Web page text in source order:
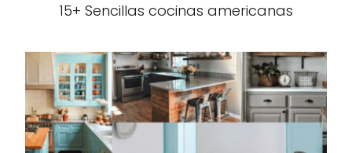
15+ Sencillas cocinas americanas